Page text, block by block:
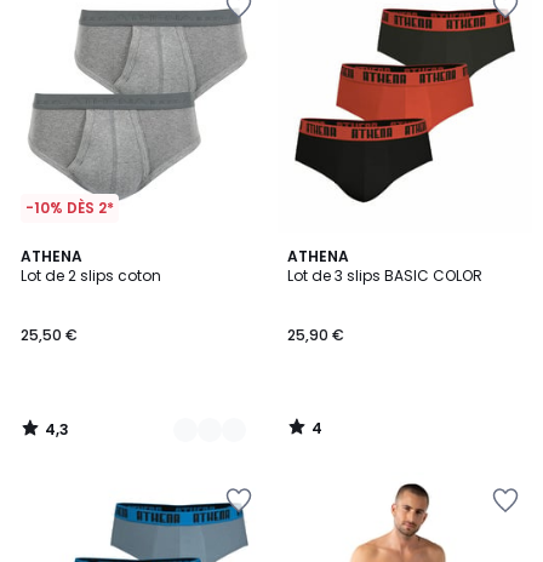
-10% DÈS 2*
ATHENA
Lot de 2 slips coton
€.
25,50 €
4,3
/ 5
2
Couleurs
4,3
/
ATHENA
Lot de 3 slips BASIC COLOR
25,90 €
4
/
4
/